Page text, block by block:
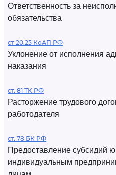
Ответственность за
обязательства
ст 20.25 КоАП РФ
Уклонение от исполнения
наказания
ст. 81 ТК РФ
Расторжение трудового
работодателя
ст. 78 БК РФ
Предоставление субсидий
индивидуальным